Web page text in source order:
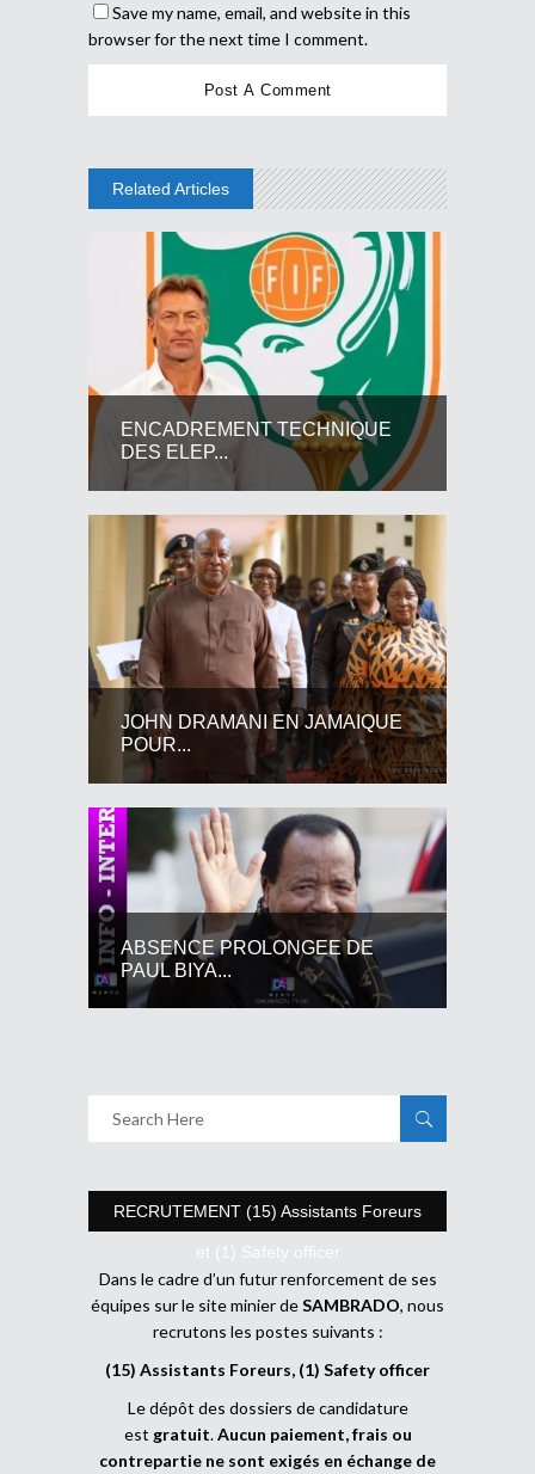
Save my name, email, and website in this
browser for the next time I comment.
Related Articles
ENCADREMENT TECHNIQUE
DES ELEP...
JOHN DRAMANI EN JAMAIQUE
POUR...
ABSENCE PROLONGEE DE
PAUL BIYA...
RECRUTEMENT (15) Assistants Foreurs
et (1) Safety officer
Dans le cadre d’un futur renforcement de ses
équipes sur le site minier deSAMBRADO, nous
recrutons les postes suivants :
(15) Assistants Foreurs, (1) Safety officer
Le dépôt des dossiers de candidature
est gratuit.Aucun paiement, frais ou
contrepartie ne sont exigés en échange de